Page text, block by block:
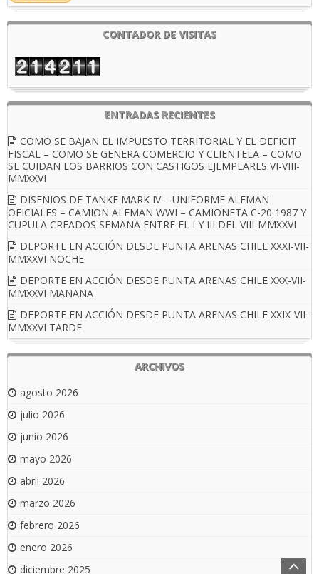
CONTADOR DE VISITAS
ENTRADAS RECIENTES
COMO SE BAJAN EL IMPUESTO TERRITORIAL Y EL DEFICIT
FISCAL – COMO SE GENERA COMERCIO Y CLIENTELA – COMO
SE CUIDAN LOS BARRIOS CON CASTIGOS EJEMPLARES VI-VIII-
MMXXVI
DISENIOS DE TANKE MARK IV – UNIFORME ALEMAN
OFICIALES – CAMION ALEMAN WWI – CAMIONETA C-20 1987 Y
CUPULA CREADOS SEMANA ENTRE EL I Y III DEL VIII-MMXXVI
DEPORTE EN ACCIÓN DESDE PUNTA ARENAS CHILE XXXI-VII-
MMXXVI NOCHE
DEPORTE EN ACCIÓN DESDE PUNTA ARENAS CHILE XXX-VII-
MMXXVI MAÑANA
DEPORTE EN ACCIÓN DESDE PUNTA ARENAS CHILE XXIX-VII-
MMXXVI TARDE
ARCHIVOS
agosto 2026
julio 2026
junio 2026
mayo 2026
abril 2026
marzo 2026
febrero 2026
enero 2026
diciembre 2025